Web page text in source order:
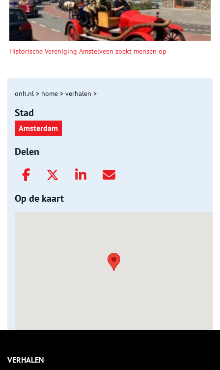
Historische Vereniging Amstelveen zoekt mensen op
onh.nl > home > verhalen >
Stad
Amsterdam
Delen
Op de kaart
VERHALEN